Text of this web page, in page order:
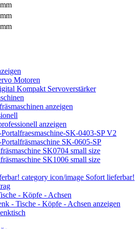
Motoren
Kompakt Servoverstärker
anzeigen
anzeigen
SK-0403-SP V2
SK-0605-SP
SK0704 small size
SK1006 small size
Sofort lieferbar!
- Köpfe - Achsen
- Tische - Köpfe - Achsen anzeigen